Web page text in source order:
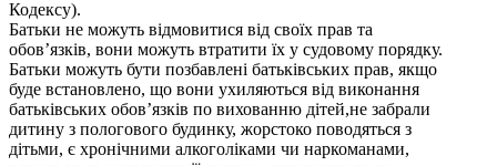
Кодексу).
Батьки не можуть відмовитися від своїх прав та
обов’язків, вони можуть втратити їх у судовому порядку.
Батьки можуть бути позбавлені батьківських прав, якщо
буде встановлено, що вони ухиляються від виконання
батьківських обов’язків по вихованню дітей,не забрали
дитину з пологового будинку, жорстоко поводяться з
дітьми, є хронічними алкоголіками чи наркоманами,